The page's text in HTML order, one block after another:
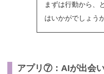
まずは行動から、
はいかがでしょう
アプリ⑦：AIが出会